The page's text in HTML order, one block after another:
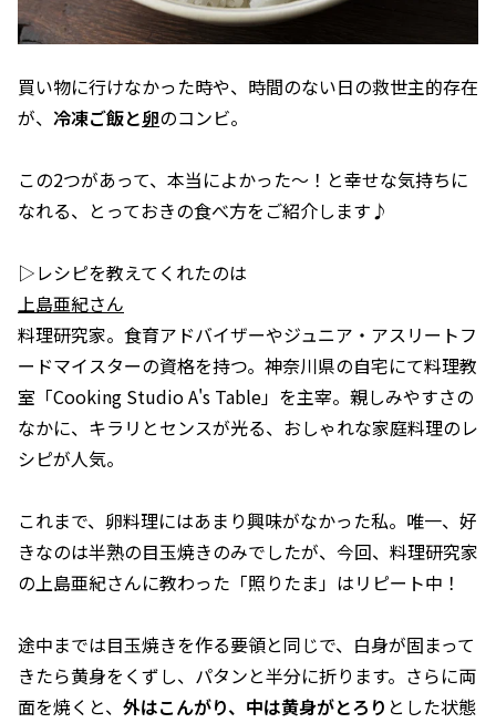
買い物に行けなかった時や、時間のない日の救世主的存在
が、 冷凍ご飯と卵のコンビ。
この2つがあって、本当によかった〜！と幸せな気持ちに
なれる、とっておきの食べ方をご紹介します♪
▷レシピを教えてくれたのは
上島亜紀さん
料理研究家。食育アドバイザーやジュニア・アスリートフ
ードマイスターの資格を持つ。神奈川県の自宅にて料理教
室「Cooking Studio A's Table」を主宰。親しみやすさの
なかに、キラリとセンスが光る、おしゃれな家庭料理のレ
シピが人気。
これまで、卵料理にはあまり興味がなかった私。唯一、好
きなのは半熟の目玉焼きのみでしたが、今回、料理研究家
の上島亜紀さんに教わった「照りたま」はリピート中！
途中までは目玉焼きを作る要領と同じで、白身が固まって
きたら黄身をくずし、パタンと半分に折ります。さらに両
面を焼くと、 外はこんがり、中は黄身がとろり とした状態